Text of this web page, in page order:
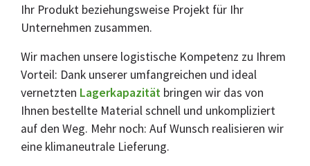
Ihr Produkt beziehungsweise Projekt für Ihr
Unternehmen zusammen.
Wir machen unsere logistische Kompetenz zu Ihrem
Vorteil: Dank unserer umfangreichen und ideal
vernetzten Lagerkapazität bringen wir das von
Ihnen bestellte Material schnell und unkompliziert
auf den Weg. Mehr noch: Auf Wunsch realisieren wir
eine klimaneutrale Lieferung.